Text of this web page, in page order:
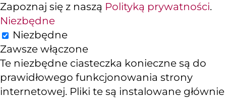
Zapoznaj się z naszą Polityką prywatności.
Niezbędne
Niezbędne
Zawsze włączone
Te niezbędne ciasteczka konieczne są do
prawidłowego funkcjonowania strony
internetowej. Pliki te są instalowane głównie